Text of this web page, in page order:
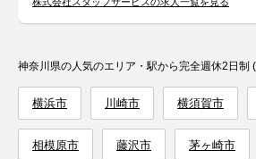
神奈川県の人気のエリア・駅から完全週休2日制
横浜市 川崎市 横須賀市
相模原市 藤沢市 茅ヶ崎市